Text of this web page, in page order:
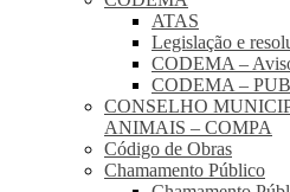
ATAS
Legislação e
CODEMA –
CODEMA –
CONSELHO
ANIMAIS – COMPA
Código de Obras
Chamamento Público